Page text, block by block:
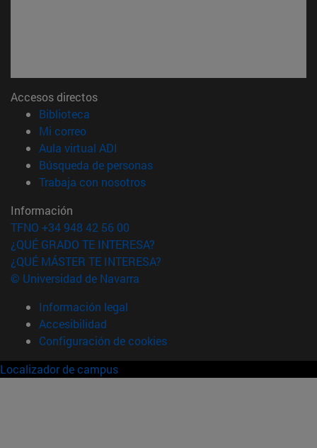
Accesos directos
Biblioteca
Mi correo(abre en nueva ventana)
Aula virtual ADI
Búsqueda de personas(abre en nueva ventana)
Trabaja con nosotros(abre en nueva ventana)
Información
TFNO +34 948 42 56 00
¿QUÉ GRADO TE INTERESA?
¿QUÉ MÁSTER TE INTERESA?
© Universidad de Navarra
Información legal
Accesibilidad
Configuración de cookies
Localizador de campus